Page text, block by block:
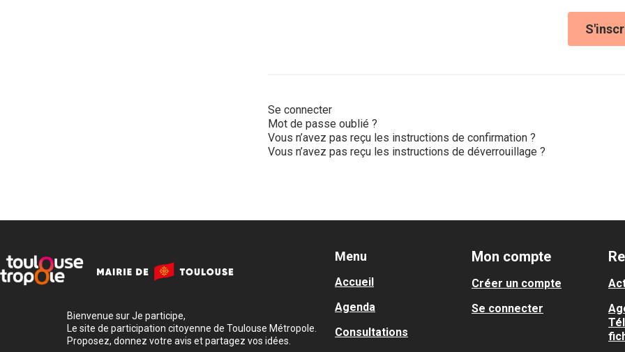
Se connecter
Mot de passe oublié ?
Vous n’avez pas reçu les instructions de confirmation ?
Vous n’avez pas reçu les instructions de déverrouillage ?
Bienvenue sur Je participe,
Le site de participation citoyenne de Toulouse Métropole.
Proposez, donnez votre avis et partagez vos idées.
Menu
Accueil
Agenda
Consultations
Mon compte
Créer un compte
Se connecter